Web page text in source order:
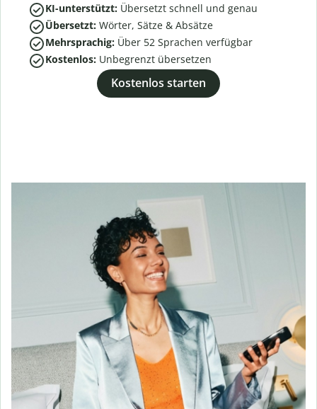
KI-unterstützt: Übersetzt schnell und genau
Übersetzt: Wörter, Sätze & Absätze
Mehrsprachig: Über 52 Sprachen verfügbar
Kostenlos: Unbegrenzt übersetzen
Kostenlos starten